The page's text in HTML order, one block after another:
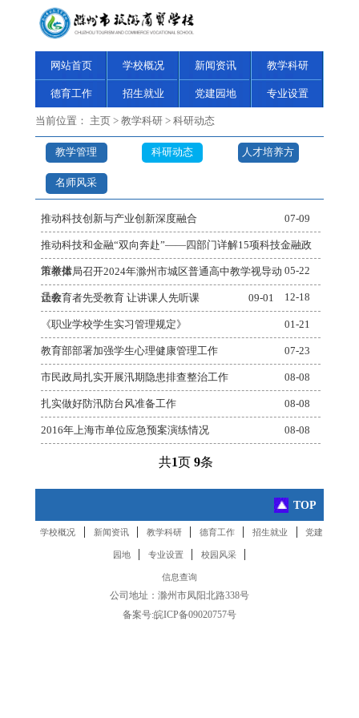
网站首页 学校概况 新闻资讯 教学科研
德育工作 招生就业 党建园地 专业设置
当前位置： 主页 > 教学科研 > 科研动态
教学管理 科研动态
人才培养方
名师风采
推动科技创新与产业创新深度融合 07-09
推动科技和金融“双向奔赴”——四部门详解15项科技金融政
策举措 05-22
市教体局召开2024年滁州市城区普通高中教学视导动
员会 12-18
让教育者先受教育 让讲课人先听课 09-01
《职业学校学生实习管理规定》 01-21
教育部部署加强学生心理健康管理工作 07-23
市民政局扎实开展汛期隐患排查整治工作 08-08
扎实做好防汛防台风准备工作 08-08
2016年上海市单位应急预案演练情况 08-08
共1页 9条
TOP
学校概况 | 新闻资讯 | 教学科研 | 德育工作 | 招生就业 | 党建
园地 | 专业设置 | 校园风采 |
信息查询
公司地址：滁州市凤阳北路338号
备案号:皖ICP备09020757号